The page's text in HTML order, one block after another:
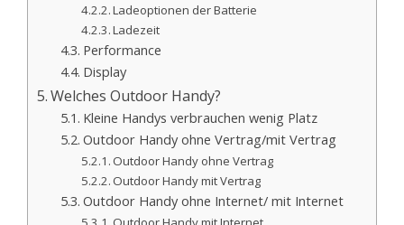
Ladeoptionen der Batterie
Ladezeit
Performance
Display
Welches Outdoor Handy?
Kleine Handys verbrauchen wenig Platz
Outdoor Handy ohne Vertrag/mit Vertrag
Outdoor Handy ohne Vertrag
Outdoor Handy mit Vertrag
Outdoor Handy ohne Internet/ mit Internet